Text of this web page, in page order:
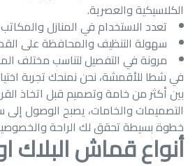
الكلاسيكية والعصرية.
تعدد الاستخدام في المنازل
سهولة التنظيف والمحافظة على
مرونة في التفصيل لتناسب مختلف
في شطا للأقمشة، نحن نمنحك تجربة
بين أكثر من خامة وتصميم قبل اتخاذ
التصميمات والخامات، يصبح الوصول إلى
خطوة بسيطة تحقق لك الراحة
أنواع قماش البلاك